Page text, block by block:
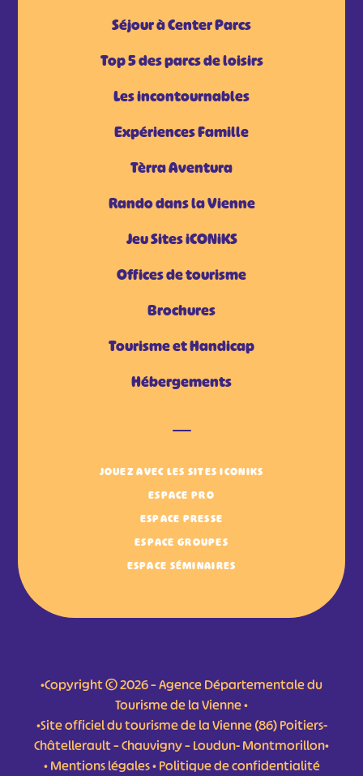
Séjour à Center Parcs
Top 5 des parcs de loisirs
Les incontournables
Expériences Famille
Tèrra Aventura
Rando dans la Vienne
Jeu Sites iCONiKS
Offices de tourisme
Brochures
Tourisme et Handicap
Hébergements
JOUEZ AVEC LES SITES ICONIKS
ESPACE PRO
ESPACE PRESSE
ESPACE GROUPES
ESPACE SÉMINAIRES
•Copyright © 2026 – Agence Départementale du
Tourisme de la Vienne •
•Site officiel du tourisme de la Vienne (86) Poitiers-
Châtellerault – Chauvigny – Loudun- Montmorillon•
•Mentions légales•Politique de confidentialité